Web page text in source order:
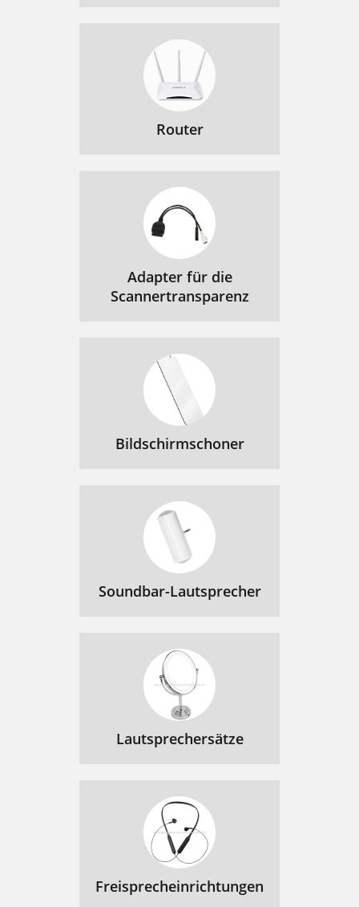
Router
Adapter für die
Scannertransparenz
Bildschirmschoner
Soundbar-Lautsprecher
Lautsprechersätze
Freisprecheinrichtungen